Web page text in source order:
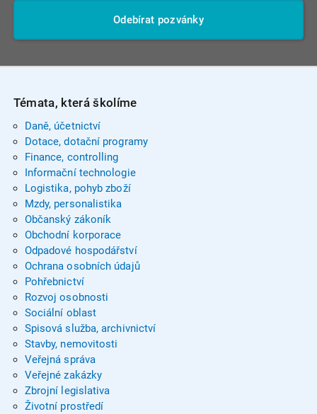
Odebírat pozvánky
Témata, která školíme
Daně, účetnictví
Dotace, dotační programy
Finance, controlling
Informační technologie
Logistika, pohyb zboží
Mzdy, personalistika
Občanský zákoník
Obchodní korporace
Odpadové hospodářství
Ochrana osobních údajů
Pohřebnictví
Rozvoj osobnosti
Sociální oblast
Spisová služba, archivnictví
Stavby, nemovitosti
Veřejná správa
Veřejné zakázky
Zbrojní legislativa
Životní prostředí